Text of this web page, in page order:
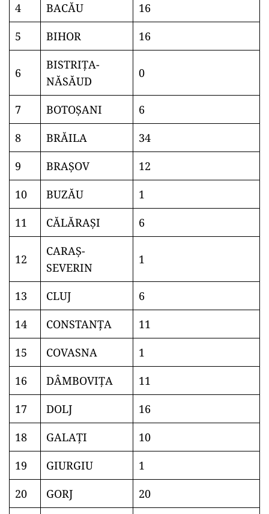
4
BACĂU
16
5
BIHOR 16
6
BISTRIŢA-
NĂSĂUD
0
7 BOTOŞANI
6
8
BRĂILA
34
9
BRAŞOV
12
10
BUZĂU
1
11
CĂLĂRAŞI 6
12
CARAŞ-
SEVERIN
1
13 CLUJ
6
14
CONSTANŢA
11
15
COVASNA
1
16
DÂMBOVIŢA
11
17
DOLJ
16
18
GALAŢI
10
19
GIURGIU
1
20
GORJ
20